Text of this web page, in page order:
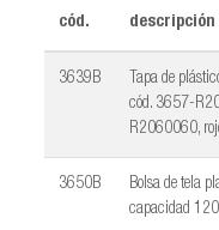
cód. descripción
3639B
Tapa de
cód. 3657-
R2060060,
3650B
Bolsa de tela
capacidad